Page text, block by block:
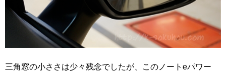
三角窓の小ささは少々残念でしたが、このノートeパワー